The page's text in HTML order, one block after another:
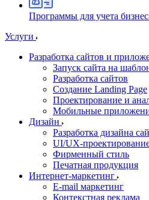
Программы для учета
Услуги
Разработка сайтов и
Запуск сайта на
Разработка сайтов
Создание Landing Page
Проектирование и
Мобильные
Дизайн
Разработка дизайна
UI/UX-
Фирменный стиль
Печатная продукция
Интернет-маркетинг
E-mail маркетинг
Контекстная реклама